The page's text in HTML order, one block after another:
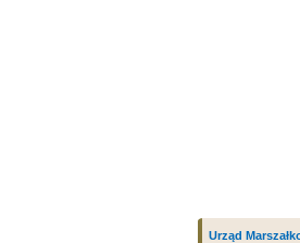
Urząd